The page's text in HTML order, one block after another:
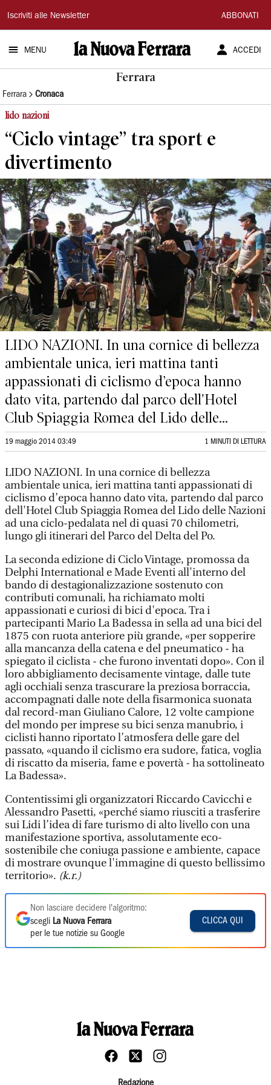
La
Nuova
Ferrara
Iscriviti alle Newsletter ABBONATI
MENU ACCEDI
Ferrara
Ferrara Cronaca
lido nazioni
“Ciclo vintage” tra sport e
divertimento
LIDO NAZIONI. In una cornice di bellezza
ambientale unica, ieri mattina tanti
appassionati di ciclismo d’epoca hanno
dato vita, partendo dal parco dell'Hotel
Club Spiaggia Romea del Lido delle...
19 maggio 2014 03:49 1 MINUTI DI LETTURA
LIDO NAZIONI. In una cornice di bellezza
ambientale unica, ieri mattina tanti appassionati di
ciclismo d’epoca hanno dato vita, partendo dal parco
dell'Hotel Club Spiaggia Romea del Lido delle Nazioni
ad una ciclo-pedalata nel di quasi 70 chilometri,
lungo gli itinerari del Parco del Delta del Po.
La seconda edizione di Ciclo Vintage, promossa da
Delphi International e Made Eventi all'interno del
bando di destagionalizzazione sostenuto con
contributi comunali, ha richiamato molti
appassionati e curiosi di bici d'epoca. Tra i
partecipanti Mario La Badessa in sella ad una bici del
1875 con ruota anteriore più grande, «per sopperire
alla mancanza della catena e del pneumatico - ha
spiegato il ciclista - che furono inventati dopo». Con il
loro abbigliamento decisamente vintage, dalle tute
agli occhiali senza trascurare la preziosa borraccia,
accompagnati dalle note della fisarmonica suonata
dal record-man Giuliano Calore, 12 volte campione
del mondo per imprese su bici senza manubrio, i
ciclisti hanno riportato l’atmosfera delle gare del
passato, «quando il ciclismo era sudore, fatica, voglia
di riscatto da miseria, fame e povertà - ha sottolineato
La Badessa».
Contentissimi gli organizzatori Riccardo Cavicchi e
Alessandro Pasetti, «perché siamo riusciti a trasferire
sui Lidi l’idea di fare turismo di alto livello con una
manifestazione sportiva, assolutamente eco-
sostenibile che coniuga passione e ambiente, capace
di mostrare ovunque l'immagine di questo bellissimo
territorio». (k.r.)
Non lasciare decidere l'algoritmo:
scegli La Nuova Ferrara
per le tue notizie su Google
CLICCA QUI
Redazione